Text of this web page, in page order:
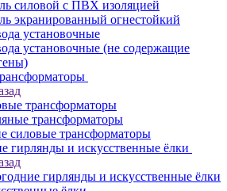
силовой с ПВХ изоляцией
экранированный огнестойкий
установочные
установочные (не содержащие
трансформаторы
трансформаторы
силовые трансформаторы
гирлянды и искусственные ёлки
гирлянды и искусственные ёлки